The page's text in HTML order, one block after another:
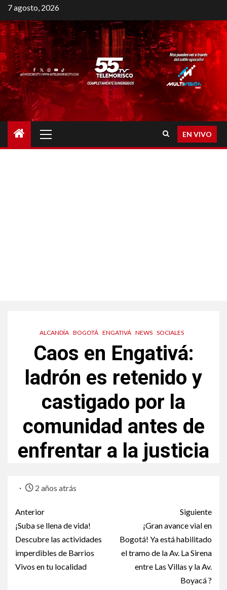
7 agosto, 2026
EN VIVO
ALCANDÍA BOGOTÁ ENGATIVÁ NEWS SOCIALES
Caos en Engativá:
ladrón es retenido y
castigado por la
comunidad antes de
enfrentar a la justicia
2 años atrás
Anterior
¡Suba se llena de vida!
Descubre las actividades
imperdibles de Barrios
Vivos en tu localidad
Siguiente
¡Gran avance vial en
Bogotá! Ya está habilitado
el tramo de la Av. La Sirena
entre Las Villas y la Av.
Boyacá ?